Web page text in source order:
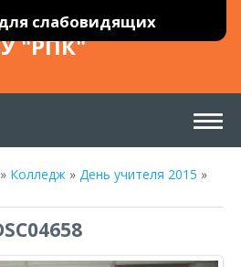
слабовидящих
"РПК"
» Колледж » День учителя 2015 »